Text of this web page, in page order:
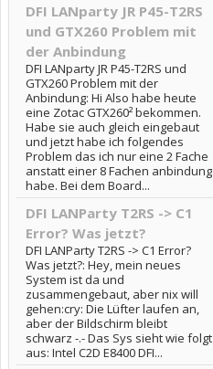
DFI LANparty JR P45-T2RS
und GTX260 Problem mit
der Anbindung
DFI LANparty JR P45-T2RS und
GTX260 Problem mit der
Anbindung: Hi Also habe heute
eine Zotac GTX260² bekommen.
Habe sie auch gleich eingebaut
und jetzt habe ich folgendes
Problem das ich nur eine 2 Fache
anstatt einer 8 Fachen anbindung
habe. Bei dem Board...
DFI LANParty T2RS -> C1
Error? Was jetzt?
DFI LANParty T2RS -> C1 Error?
Was jetzt?: Hey, mein neues
System ist da und
zusammengebaut, aber nix will
gehen:cry: Die Lüfter laufen an,
aber der Bildschirm bleibt
schwarz -.- Das Sys sieht wie folgt
aus: Intel C2D E8400 DFI...